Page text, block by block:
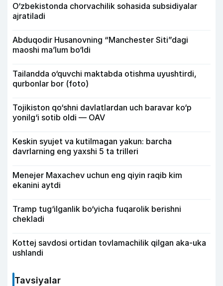
O‘zbekistonda chorvachilik sohasida subsidiyalar
ajratiladi
Abduqodir Husanovning “Manchester Siti”dagi
maoshi ma’lum bo‘ldi
Tailandda o‘quvchi maktabda otishma uyushtirdi,
qurbonlar bor (foto)
Tojikiston qo‘shni davlatlardan uch baravar ko‘p
yonilg‘i sotib oldi — OAV
Keskin syujet va kutilmagan yakun: barcha
davrlarning eng yaxshi 5 ta trilleri
Menejer Maxachev uchun eng qiyin raqib kim
ekanini aytdi
Tramp tug‘ilganlik bo‘yicha fuqarolik berishni
chekladi
Kottej savdosi ortidan tovlamachilik qilgan aka-uka
ushlandi
Tavsiyalar